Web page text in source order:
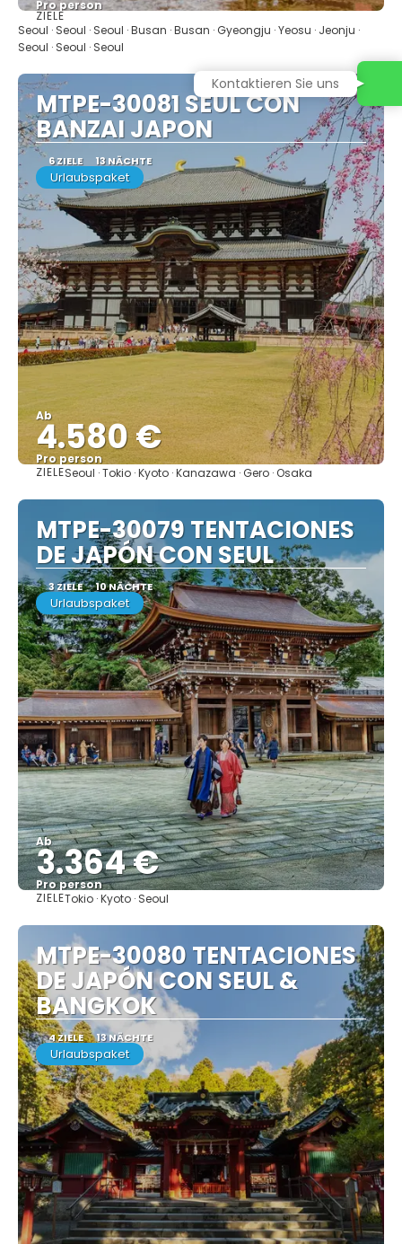
Pro person
Sehen
ZIELE
Seoul · Seoul · Seoul · Busan · Busan · Gyeongju · Yeosu · Jeonju ·
Seoul · Seoul · Seoul
MTPE-30081 SEUL CON
BANZAI JAPON
6 ZIELE 13 NÄCHTE
Urlaubspaket
Ab
4.580 €
Pro person
Sehen
ZIELESeoul · Tokio · Kyoto · Kanazawa · Gero · Osaka
MTPE-30079 TENTACIONES
DE JAPÓN CON SEUL
3 ZIELE 10 NÄCHTE
Urlaubspaket
Ab
3.364 €
Pro person
ZIELETokio · Kyoto · Seoul
MTPE-30080 TENTACIONES
DE JAPÓN CON SEUL &
BANGKOK
4 ZIELE 13 NÄCHTE
Urlaubspaket
Kontaktieren Sie uns